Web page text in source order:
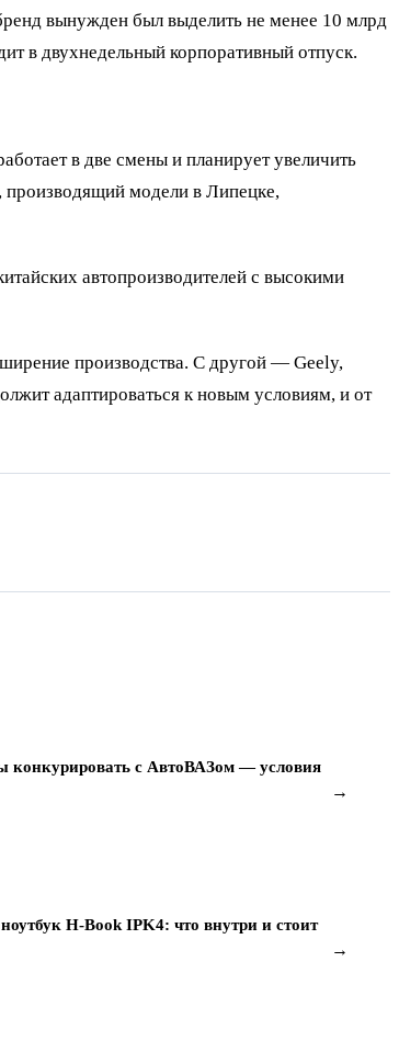
вынужден был выделить не менее 10 млрд
в двухнедельный корпоративный отпуск.
в две смены и планирует увеличить
производящий модели в Липецке,
автопроизводителей с высокими
производства. С другой — Geely,
адаптироваться к новым условиям, и от
конкурировать с АвтоВАЗом — условия
→
H-Book IPK4: что внутри и стоит
→